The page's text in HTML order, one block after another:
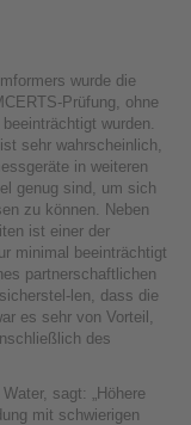
wurde die
Prüfung, ohne
wurden.
sehr wahrscheinlich,
in weiteren
genug sind, um sich
zu können. Neben
ist einer der
minimal beeinträchtigt
partnerschaftlichen
len, dass die
es sehr von Vorteil,
des
sagt: „Höhere
mit schwierigen